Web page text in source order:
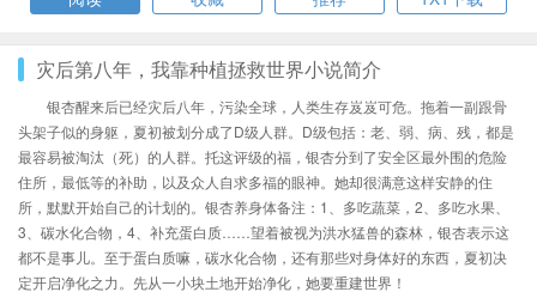
灾后第八年，我靠种植拯救世界小说简介
银杏醒来后已经灾后八年，污染全球，人类生存岌岌可危。拖着一副跟骨
头架子似的身躯，夏初被划分成了D级人群。D级包括：老、弱、病、残，都是
最容易被淘汰（死）的人群。托这评级的福，银杏分到了安全区最外围的危险
住所，最低等的补助，以及众人自求多福的眼神。她却很满意这样安静的住
所，默默开始自己的计划的。银杏养身体备注：1、多吃蔬菜，2、多吃水果、
3、碳水化合物，4、补充蛋白质……望着被视为洪水猛兽的森林，银杏表示这
都不是事儿。至于蛋白质嘛，碳水化合物，还有那些对身体好的东西，夏初决
定开启净化之力。先从一小块土地开始净化，她要重建世界！